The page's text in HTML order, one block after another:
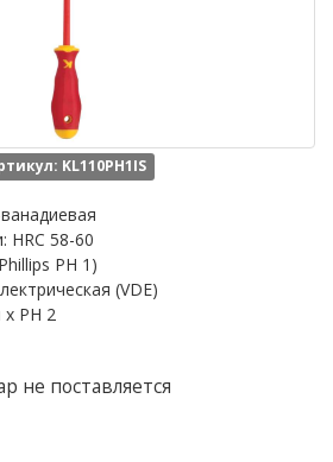
KL110PH1IS
HRC 58-60
PH 1)
(VDE)
PH 2
не поставляется